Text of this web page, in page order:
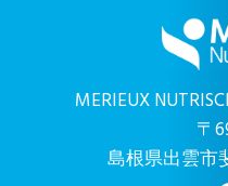
MERIEUX
〒
島根県出雲市